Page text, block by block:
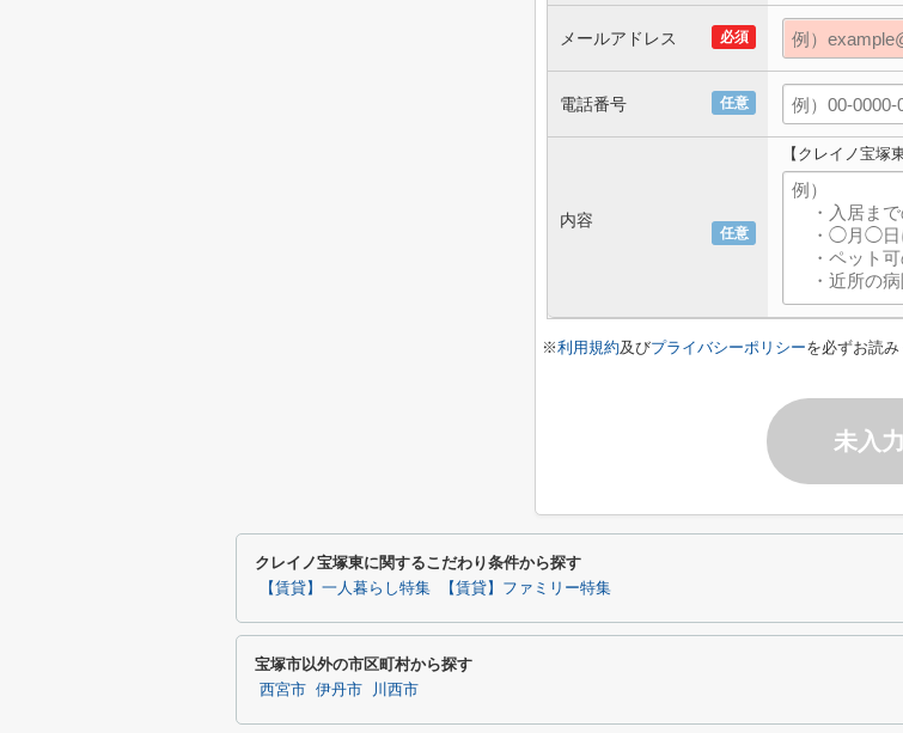
必須
メールアドレス
任意
電話番号
任意
内容
【クレイノ宝塚
※利用規約及びプライバシーポリシーを必ずお読
未入
クレイノ宝塚東に関するこだわり条件から探す
【賃貸】一人暮らし特集 【賃貸】ファミリー特集
宝塚市以外の市区町村から探す
西宮市 伊丹市 川西市